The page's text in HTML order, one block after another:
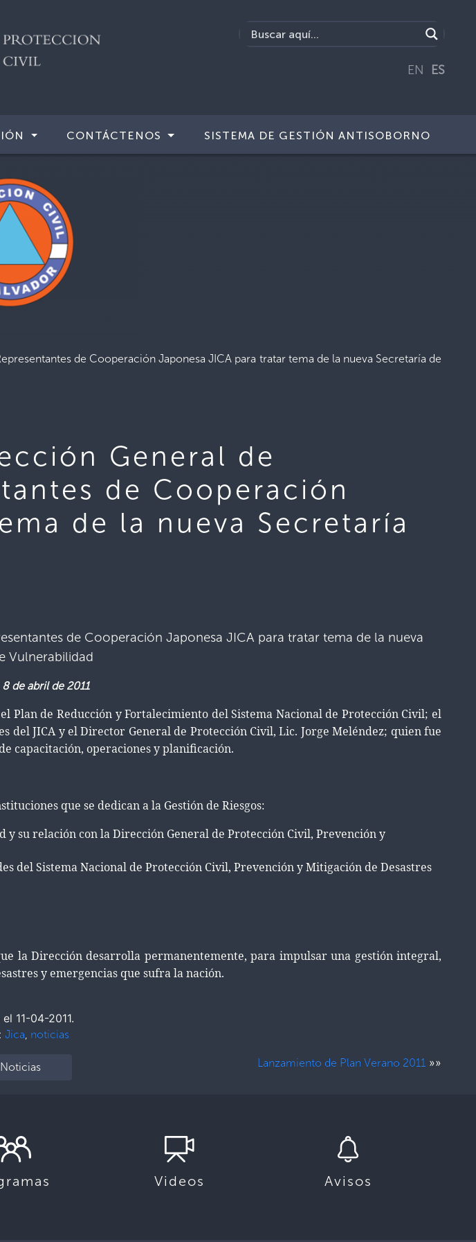
EN ES
CONTÁCTENOS SISTEMA DE GESTIÓN ANTISOBORNO
de Cooperación Japonesa JICA para tratar tema de la nueva Secretaría de
General de
de Cooperación
de la nueva Secretaría
de Cooperación Japonesa JICA para tratar tema de la nueva
Vulnerabilidad
8 de abril de 2011
de Reducción y Fortalecimiento del Sistema Nacional de Protección Civil; el
del JICA y el Director General de Protección Civil, Lic. Jorge Meléndez; quien fue
capacitación, operaciones y planificación.
que se dedican a la Gestión de Riesgos:
su relación con la Dirección General de Protección Civil, Prevención y
del Sistema Nacional de Protección Civil, Prevención y Mitigación de Desastres
la Dirección desarrolla permanentemente, para impulsar una gestión integral,
y emergencias que sufra la nación.
11-04-2011.
Jica, noticias
Lanzamiento de Plan Verano 2011 »»
Videos Avisos